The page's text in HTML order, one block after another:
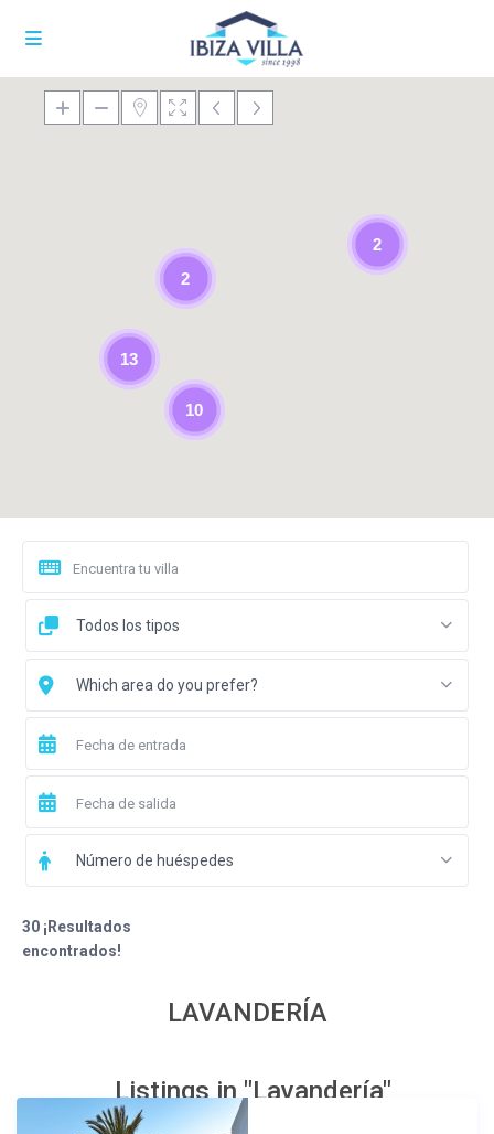
10
13
2
2
Todos los tipos
Which area do you prefer?
Número de huéspedes
30 ¡Resultados
encontrados!
LAVANDERÍA
Listings in "Lavandería"